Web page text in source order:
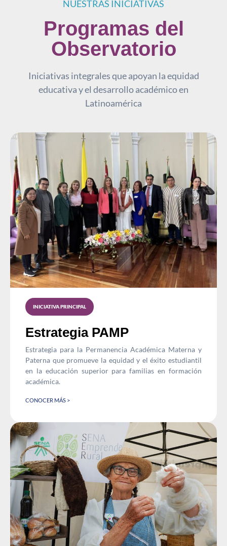
NUESTRAS INICIATIVAS
Programas del
Observatorio
Iniciativas integrales que apoyan la equidad
educativa y el desarrollo académico en
Latinoamérica
INICIATIVA PRINCIPAL
Estrategia PAMP
Estrategia para la Permanencia Académica Materna y
Paterna que promueve la equidad y el éxito estudiantil
en la educación superior para familias en formación
académica.
CONOCER MÁS >